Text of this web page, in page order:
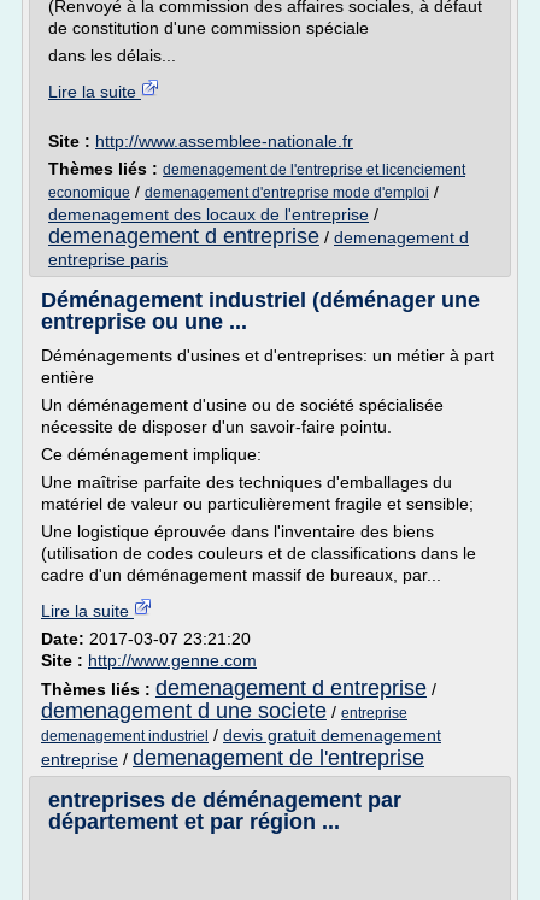
(Renvoyé à la commission des affaires sociales, à défaut
de constitution d'une commission spéciale
dans les délais...
Lire la suite
Site : http://www.assemblee-nationale.fr
Thèmes liés : demenagement de l'entreprise et licenciement
economique / demenagement d'entreprise mode d'emploi /
demenagement des locaux de l'entreprise /
demenagement d entreprise / demenagement d
entreprise paris
Déménagement industriel (déménager une
entreprise ou une ...
Déménagements d'usines et d'entreprises: un métier à part
entière
Un déménagement d'usine ou de société spécialisée
nécessite de disposer d'un savoir-faire pointu.
Ce déménagement implique:
Une maîtrise parfaite des techniques d'emballages du
matériel de valeur ou particulièrement fragile et sensible;
Une logistique éprouvée dans l'inventaire des biens
(utilisation de codes couleurs et de classifications dans le
cadre d'un déménagement massif de bureaux, par...
Lire la suite
Date: 2017-03-07 23:21:20
Site : http://www.genne.com
Thèmes liés : demenagement d entreprise /
demenagement d une societe / entreprise
demenagement industriel / devis gratuit demenagement
entreprise / demenagement de l'entreprise
entreprises de déménagement par
département et par région ...